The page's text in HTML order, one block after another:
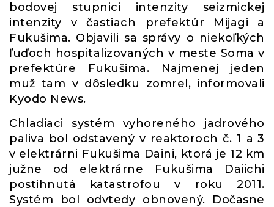
bodovej stupnici intenzity seizmickej
intenzity v častiach prefektúr Mijagi a
Fukušima. Objavili sa správy o niekoľkých
ľuďoch hospitalizovaných v meste Soma v
prefektúre Fukušima. Najmenej jeden
muž tam v dôsledku zomrel, informovali
Kyodo News.
Chladiaci systém vyhoreného jadrového
paliva bol odstavený v reaktoroch č. 1 a 3
v elektrárni Fukušima Daini, ktorá je 12 km
južne od elektrárne Fukušima Daiichi
postihnutá katastrofou v roku 2011.
Systém bol odvtedy obnovený. Dočasne